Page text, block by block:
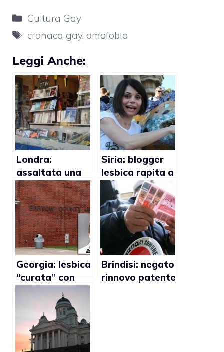
Categorie
Cultura Gay
Tag
cronaca gay, omofobia
Leggi Anche:
Londra:
assaltata una
libreria gay
Siria: blogger
lesbica rapita a
Damasco
Georgia: lesbica
“curata” con
minacce e
violenza fisica
Brindisi: negato
rinnovo patente